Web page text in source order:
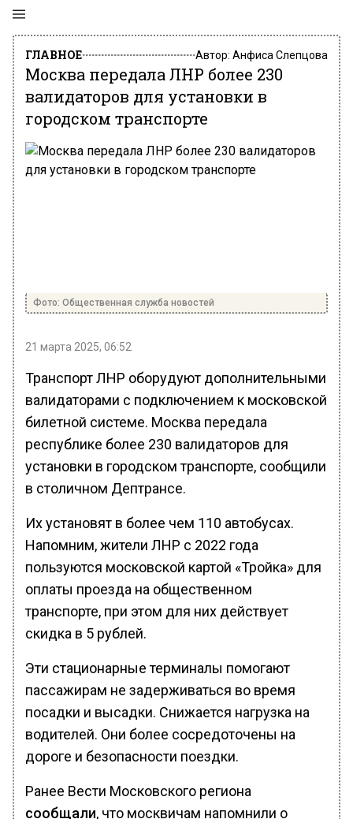
ГЛАВНОЕ Автор: Анфиса Слепцова
Москва передала ЛНР более 230
валидаторов для установки в
городском транспорте
Фото: Общественная служба новостей
21 марта 2025, 06:52
Транспорт ЛНР оборудуют дополнительными
валидаторами с подключением к московской
билетной системе. Москва передала
республике более 230 валидаторов для
установки в городском транспорте, сообщили
в столичном Дептрансе.
Их установят в более чем 110 автобусах.
Напомним, жители ЛНР с 2022 года
пользуются московской картой «Тройка» для
оплаты проезда на общественном
транспорте, при этом для них действует
скидка в 5 рублей.
Эти стационарные терминалы помогают
пассажирам не задерживаться во время
посадки и высадки. Снижается нагрузка на
водителей. Они более сосредоточены на
дороге и безопасности поездки.
Ранее Вести Московского региона
сообщали, что москвичам напомнили о